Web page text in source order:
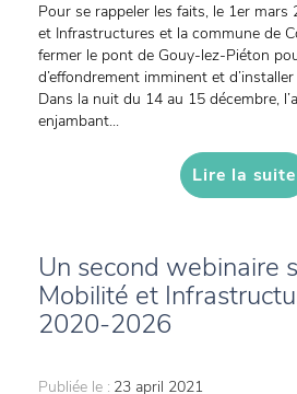
Pour se rappeler les faits, le 1er
et Infrastructures et la commune de
fermer le pont de Gouy-lez-Piéton
d’effondrement imminent et
Dans la nuit du 14 au 15 décembre,
enjambant...
Lire la suite
Un second webinaire
Mobilité et
2020-2026
Publiée le : 23 april 2021